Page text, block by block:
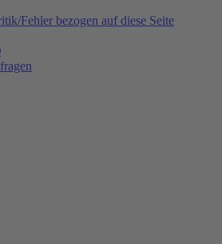
Fehler bezogen auf diese Seite